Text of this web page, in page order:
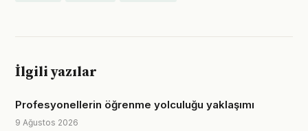
İlgili yazılar
Profesyonellerin öğrenme yolculuğu yaklaşımı
9 Ağustos 2026